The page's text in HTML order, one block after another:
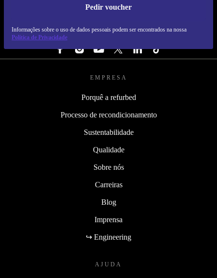
Pedir voucher
Informações sobre o uso de dados pessoais podem ser encontrados na nossa
Política de Privacidade
REFURBED PORTUGAL - RETHINK NEW.
SEGUE-NOS
EMPRESA
Porquê a refurbed
Processo de recondicionamento
Sustentabilidade
Qualidade
Sobre nós
Carreiras
Blog
Imprensa
↪ Engineering
AJUDA